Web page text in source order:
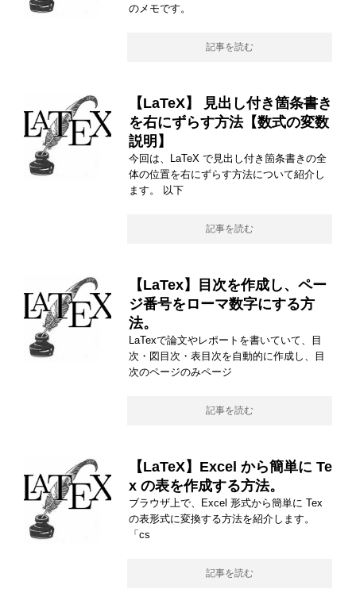
のメモです。
記事を読む
【LaTeX】 見出し付き箇条書き
を右にずらす方法【数式の変数
説明】
今回は、LaTeX で見出し付き箇条書きの全
体の位置を右にずらす方法について紹介し
ます。 以下
記事を読む
【LaTex】目次を作成し、ペー
ジ番号をローマ数字にする方
法。
LaTexで論文やレポートを書いていて、目
次・図目次・表目次を自動的に作成し、目
次のページのみページ
記事を読む
【LaTeX】Excel から簡単に Te
x の表を作成する方法。
ブラウザ上で、Excel 形式から簡単に Tex
の表形式に変換する方法を紹介します。
「cs
記事を読む